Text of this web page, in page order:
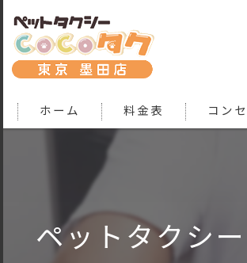
ホーム 料金表 コン
ペットタクシ